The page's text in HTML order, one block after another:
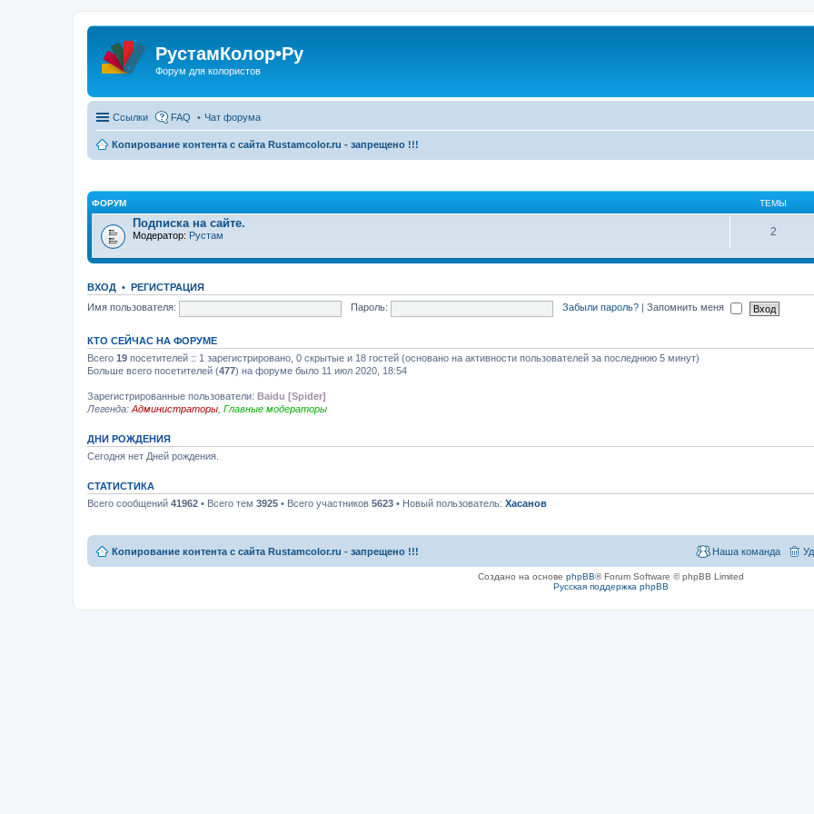
РустамКолор•Ру
Форум для колористов
Ссылки FAQ Чат форума
Копирование контента с сайта Rustamcolor.ru - запрещено !!!
ФОРУМ ТЕМЫ
Подписка на сайте.
Модератор: Рустам 2
ВХОД • РЕГИСТРАЦИЯ
Имя пользователя:
Пароль: Забыли пароль? Запомнить меня
КТО СЕЙЧАС НА ФОРУМЕ
Всего 19 посетителей :: 1 зарегистрировано, 0 скрытые и 18 гостей (основано на активности пользователей за последнюю 5 минут)
Больше всего посетителей (477) на форуме было 11 июл 2020, 18:54
Зарегистрированные пользователи: Baidu [Spider]
Легенда: Администраторы Главные модераторы
ДНИ РОЖДЕНИЯ
Сегодня нет Дней рождения.
СТАТИСТИКА
Всего сообщений 41962 • Всего тем 3925 • Всего участников 5623 • Новый пользователь: Хасанов
Копирование контента с сайта Rustamcolor.ru - запрещено !!! Наша команда
Создано на основе phpBB® Forum Software © phpBB Limited
Русская поддержка phpBB